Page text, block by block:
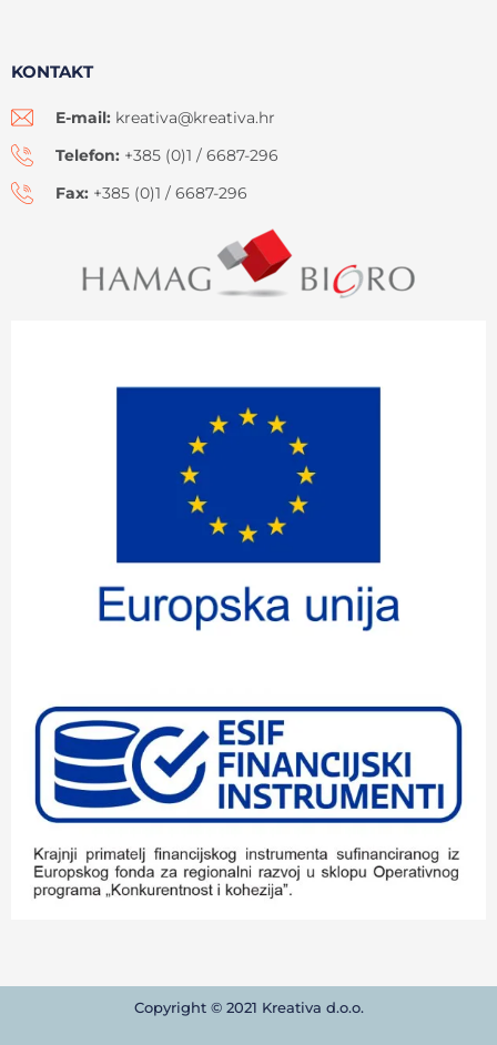
KONTAKT
E-mail: kreativa@kreativa.hr
Telefon: +385 (0)1 / 6687-296
Fax: +385 (0)1 / 6687-296
Copyright © 2021 Kreativa d.o.o.